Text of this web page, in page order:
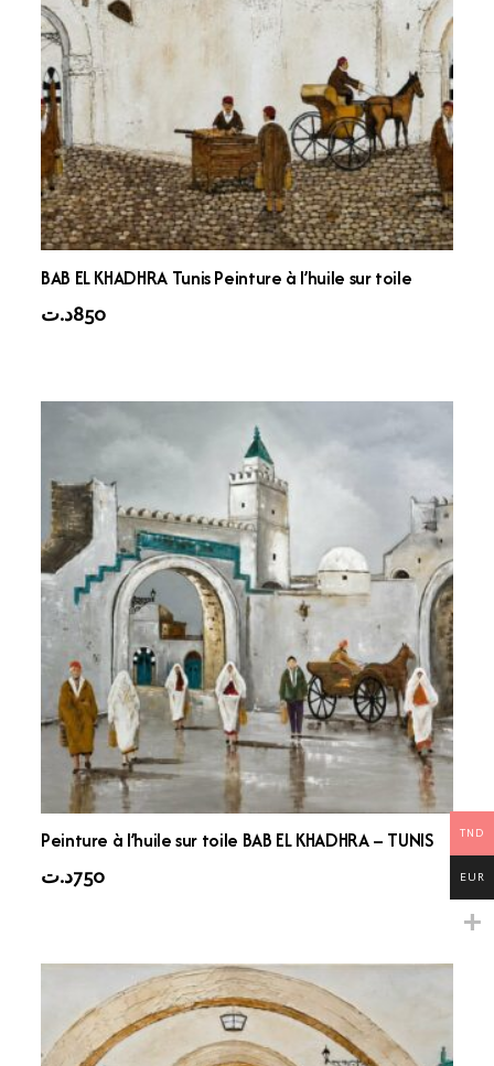
BAB EL KHADHRA Tunis Peinture à l’huile sur toile
850د.ت
Peinture à l’huile sur toile BAB EL KHADHRA – TUNIS
750د.ت
TND
EUR